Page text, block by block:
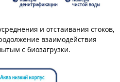
и отстаивания стоков,
взаимодействия
с биозагрузки.